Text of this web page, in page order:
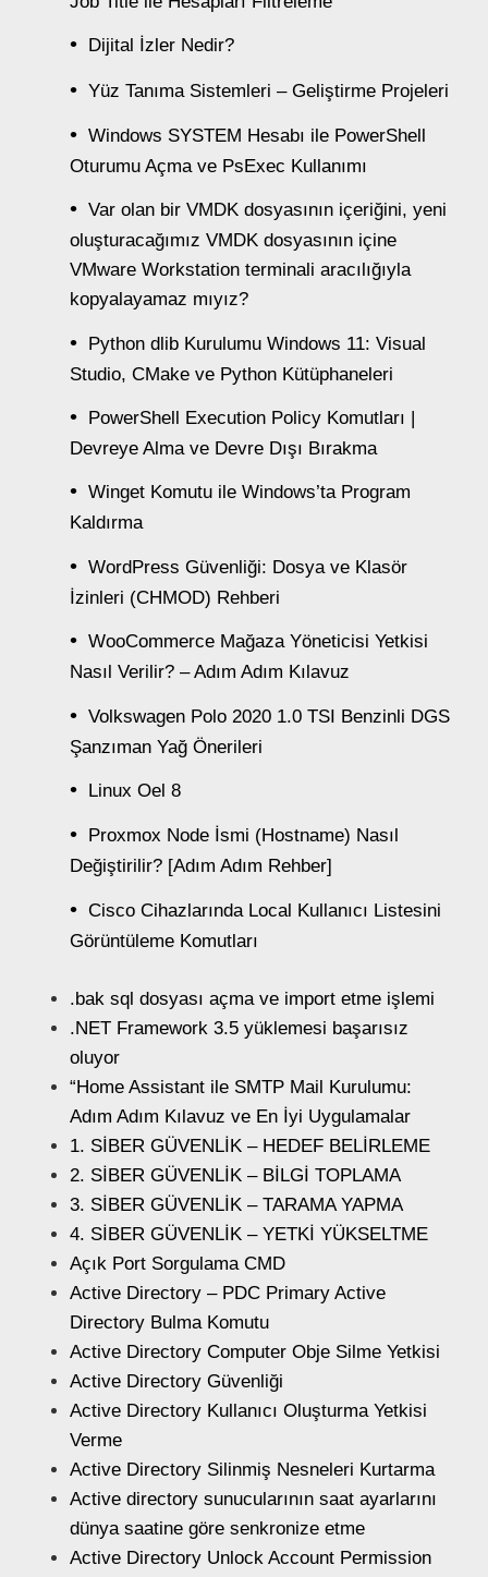
Dijital İzler Nedir?
Yüz Tanıma Sistemleri – Geliştirme Projeleri
Windows SYSTEM Hesabı ile PowerShell
Oturumu Açma ve PsExec Kullanımı
Var olan bir VMDK dosyasının içeriğini, yeni
oluşturacağımız VMDK dosyasının içine
VMware Workstation terminali aracılığıyla
kopyalayamaz mıyız?
Python dlib Kurulumu Windows 11: Visual
Studio, CMake ve Python Kütüphaneleri
PowerShell Execution Policy Komutları |
Devreye Alma ve Devre Dışı Bırakma
Winget Komutu ile Windows’ta Program
Kaldırma
WordPress Güvenliği: Dosya ve Klasör
İzinleri (CHMOD) Rehberi
WooCommerce Mağaza Yöneticisi Yetkisi
Nasıl Verilir? – Adım Adım Kılavuz
Volkswagen Polo 2020 1.0 TSI Benzinli DGS
Şanzıman Yağ Önerileri
Linux Oel 8
Proxmox Node İsmi (Hostname) Nasıl
Değiştirilir? [Adım Adım Rehber]
Cisco Cihazlarında Local Kullanıcı Listesini
Görüntüleme Komutları
.bak sql dosyası açma ve import etme işlemi
.NET Framework 3.5 yüklemesi başarısız
oluyor
“Home Assistant ile SMTP Mail Kurulumu:
Adım Adım Kılavuz ve En İyi Uygulamalar
1. SİBER GÜVENLİK – HEDEF BELİRLEME
2. SİBER GÜVENLİK – BİLGİ TOPLAMA
3. SİBER GÜVENLİK – TARAMA YAPMA
4. SİBER GÜVENLİK – YETKİ YÜKSELTME
Açık Port Sorgulama CMD
Active Directory – PDC Primary Active
Directory Bulma Komutu
Active Directory Computer Obje Silme Yetkisi
Active Directory Güvenliği
Active Directory Kullanıcı Oluşturma Yetkisi
Verme
Active Directory Silinmiş Nesneleri Kurtarma
Active directory sunucularının saat ayarlarını
dünya saatine göre senkronize etme
Active Directory Unlock Account Permission